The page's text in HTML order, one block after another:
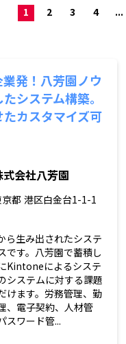
1 2 3 4 ...
発！八芳園ノウ
システム構築。
カスタマイズ可
式会社八芳園
都 港区白金台1-1-1
ら生み出されたシステ
です。八芳園で蓄積し
Kintoneによるシステ
システムに対する課題
けます。労務管理、勤
、電子契約、人材管
スワード管...